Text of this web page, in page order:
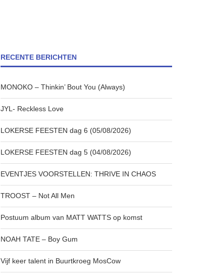
RECENTE BERICHTEN
MONOKO – Thinkin’ Bout You (Always)
JYL- Reckless Love
LOKERSE FEESTEN dag 6 (05/08/2026)
LOKERSE FEESTEN dag 5 (04/08/2026)
EVENTJES VOORSTELLEN: THRIVE IN CHAOS
TROOST – Not All Men
Postuum album van MATT WATTS op komst
NOAH TATE – Boy Gum
Vijf keer talent in Buurtkroeg MosCow